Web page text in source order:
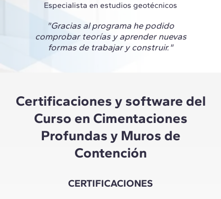
Especialista en estudios geotécnicos
"Gracias al programa he podido
comprobar teorías y aprender nuevas
formas de trabajar y construir."
Certificaciones y software del
Curso en Cimentaciones
Profundas y Muros de
Contención
CERTIFICACIONES